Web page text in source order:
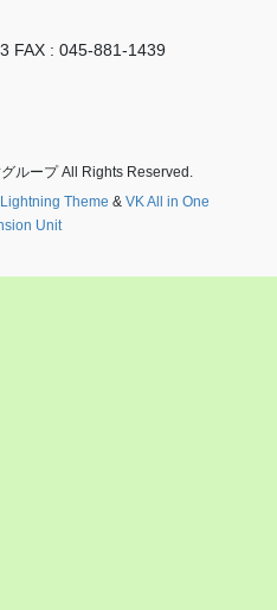
FAX : 045-881-1439
ループ All Rights Reserved.
Lightning Theme & VK All in One
Unit